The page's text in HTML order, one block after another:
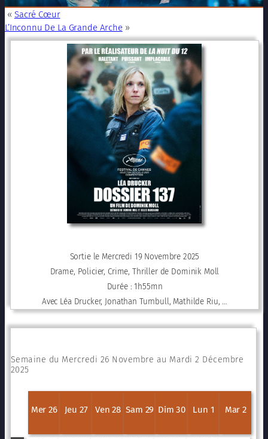
«Sacré Cœur
L’Inconnu De La Grande Arche»
Sortie le Mercredi 19 Novembre 2025
Drame, Policier, Crime, Thriller de Dominik Moll
Durée : 1h55mn
Avec Léa Drucker, Jonathan Turnbull, Mathilde Riu, …
Semaine du Mercredi 26 Novembre au Mardi 2 Décembre
2025
Mer 26 Jeu 27 Ven 28 Sam 29 Dim 30 Lun 1 Mar 2